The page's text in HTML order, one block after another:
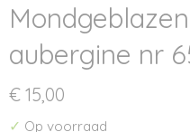
aubergine nr
€ 15,00
✓ Op voorraad